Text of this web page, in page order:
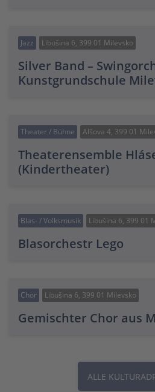
Jazz Libušina 6, 399 01 Milevsko
Silver Band –
Kunstgrundschule
Theater / Bühne Alšova 4, 399 01
Theaterensemble
(Kindertheater)
Blas- / Volksmusik Libušina 6, 399 01
Blasorchestr Lego
Chor Libušina 6, 399 01 Milevsko
Gemischter Chor aus
ALLE